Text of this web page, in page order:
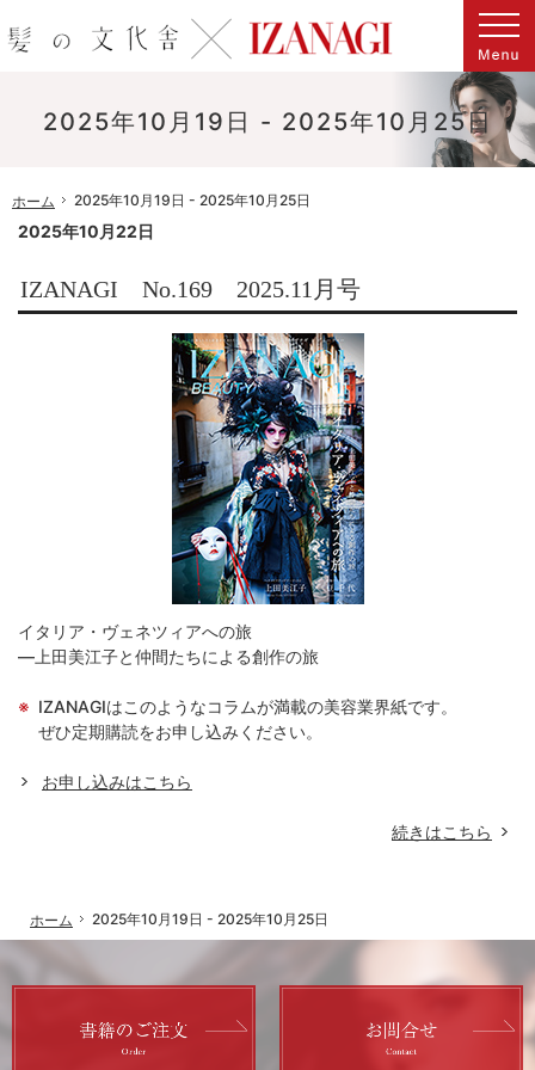
2025年10月19日 - 2025年10月25日
マンスリービューティーヘアマガジン「髪化粧 Kamikesho」はIZANAGIへと進化しました。
IZANAGI[イザナギ]感性と知性を刺激する、時代が読める美容専門誌
ホーム 2025年10月19日 - 2025年10月25日
2025年10月22日
IZANAGI No.169 2025.11月号
イタリア・ヴェネツィアへの旅
―上田美江子と仲間たちによる創作の旅
IZANAGIはこのようなコラムが満載の美容業界紙です。
ぜひ定期購読をお申し込みください。
お申し込みはこちら
続きはこちら
ホーム 2025年10月19日 - 2025年10月25日